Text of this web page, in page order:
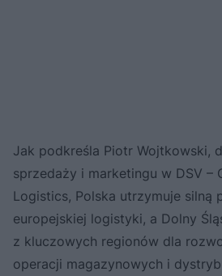
Jak podkreśla Piotr Wojtkowski,
sprzedaży i marketingu w DSV –
Logistics, Polska utrzymuje silną
europejskiej logistyki, a Dolny
z kluczowych regionów dla
operacji magazynowych i